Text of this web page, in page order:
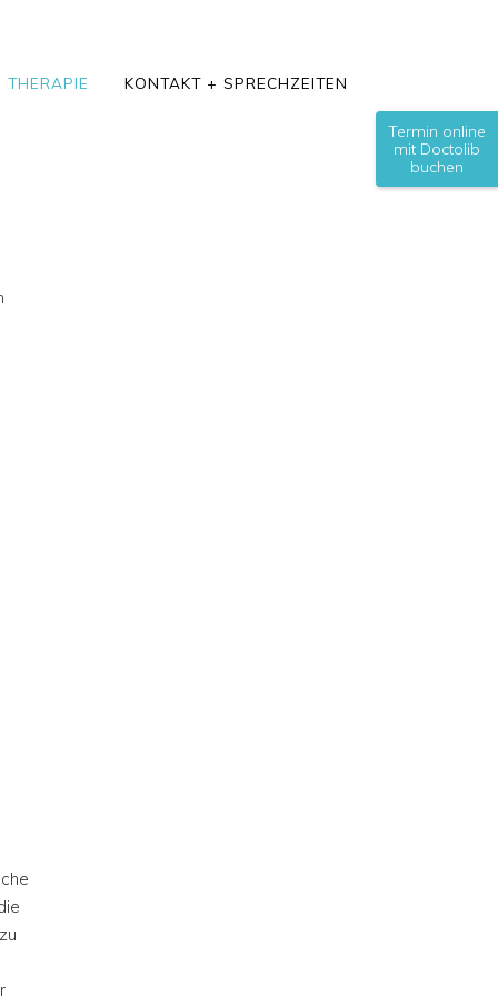
KONTAKT + SPRECHZEITEN
Termin online
mit Doctolib
buchen